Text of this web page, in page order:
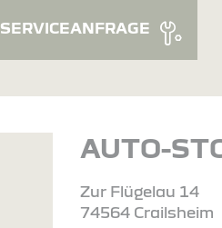
SERVICEANFRAGE
AUTO-
Zur Flügelau 14
74564 Crailsheim